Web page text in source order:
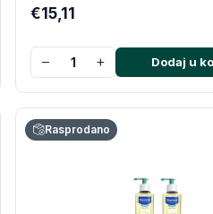
€15,11
− + Dodaj u
Rasprodano